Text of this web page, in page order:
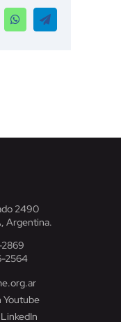
WhatsAppTelegram
2490
Argentina.
2869
2564
Youtube